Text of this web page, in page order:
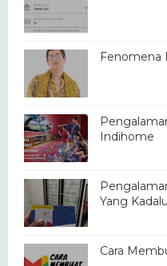
Fenomena
Indihome
Yang
Cara